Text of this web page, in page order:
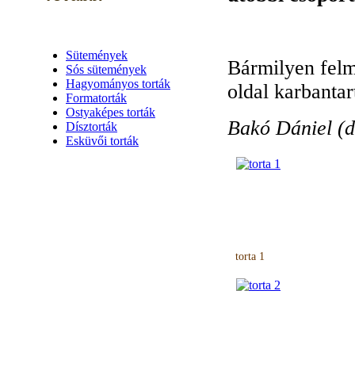
Sütemények
Sós sütemények
Hagyományos torták
Formatorták
Ostyaképes torták
Dísztorták
Esküvői torták
Bármilyen
oldal
Bakó Dániel
torta 1